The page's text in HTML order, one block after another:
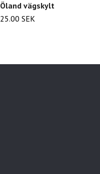
Öland vägskylt
25.00 SEK